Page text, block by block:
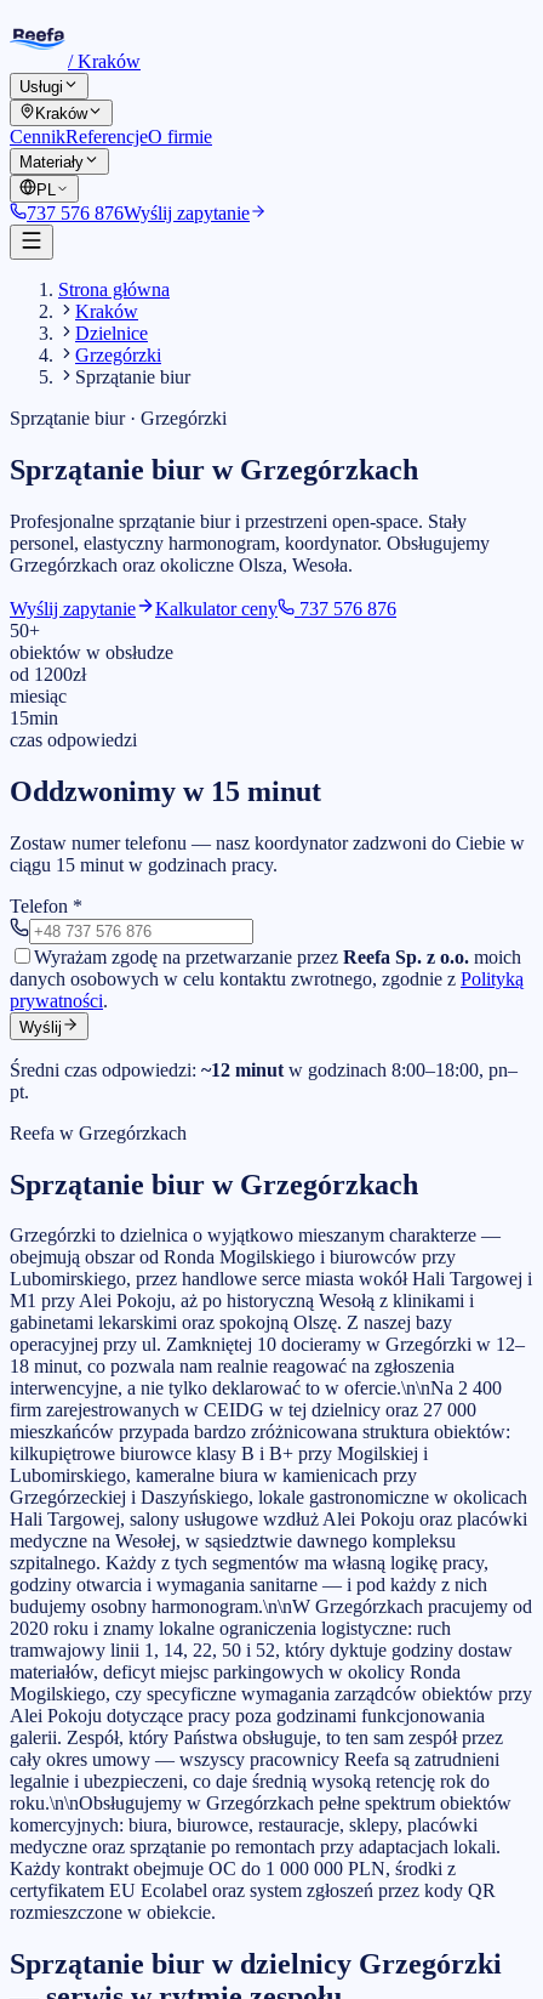
/Kraków
Usługi
Kraków
CennikReferencjeO firmie
Materiały
PL
737 576 876Wyślij zapytanie
Strona główna
Kraków
Dzielnice
Grzegórzki
Sprzątanie biur
Sprzątanie biur· Grzegórzki
Sprzątanie biur w Grzegórzkach
Profesjonalne sprzątanie biur i przestrzeni open-space. Stały
personel, elastyczny harmonogram, koordynator. Obsługujemy
Grzegórzkach oraz okoliczne Olsza, Wesoła.
Wyślij zapytanie Kalkulator ceny
737 576 876
50+
obiektów w obsłudze
od 1200zł
miesiąc
15min
czas odpowiedzi
Oddzwonimy w 15 minut
Zostaw numer telefonu — nasz koordynator zadzwoni do Ciebie w
ciągu 15 minut w godzinach pracy.
Telefon *
Wyrażam zgodę na przetwarzanie przez Reefa Sp. z o.o. moich
danych osobowych w celu kontaktu zwrotnego, zgodnie z Polityką
prywatności.
Wyślij
Średni czas odpowiedzi: ~12 minut w godzinach 8:00–18:00, pn–
pt.
Reefa w Grzegórzkach
Sprzątanie biur w Grzegórzkach
Grzegórzki to dzielnica o wyjątkowo mieszanym charakterze —
obejmują obszar od Ronda Mogilskiego i biurowców przy
Lubomirskiego, przez handlowe serce miasta wokół Hali Targowej i
M1 przy Alei Pokoju, aż po historyczną Wesołą z klinikami i
gabinetami lekarskimi oraz spokojną Olszę. Z naszej bazy
operacyjnej przy ul. Zamkniętej 10 docieramy w Grzegórzki w 12–
18 minut, co pozwala nam realnie reagować na zgłoszenia
interwencyjne, a nie tylko deklarować to w ofercie.\n\nNa 2 400
firm zarejestrowanych w CEIDG w tej dzielnicy oraz 27 000
mieszkańców przypada bardzo zróżnicowana struktura obiektów:
kilkupiętrowe biurowce klasy B i B+ przy Mogilskiej i
Lubomirskiego, kameralne biura w kamienicach przy
Grzegórzeckiej i Daszyńskiego, lokale gastronomiczne w okolicach
Hali Targowej, salony usługowe wzdłuż Alei Pokoju oraz placówki
medyczne na Wesołej, w sąsiedztwie dawnego kompleksu
szpitalnego. Każdy z tych segmentów ma własną logikę pracy,
godziny otwarcia i wymagania sanitarne — i pod każdy z nich
budujemy osobny harmonogram.\n\nW Grzegórzkach pracujemy od
2020 roku i znamy lokalne ograniczenia logistyczne: ruch
tramwajowy linii 1, 14, 22, 50 i 52, który dyktuje godziny dostaw
materiałów, deficyt miejsc parkingowych w okolicy Ronda
Mogilskiego, czy specyficzne wymagania zarządców obiektów przy
Alei Pokoju dotyczące pracy poza godzinami funkcjonowania
galerii. Zespół, który Państwa obsługuje, to ten sam zespół przez
cały okres umowy — wszyscy pracownicy Reefa są zatrudnieni
legalnie i ubezpieczeni, co daje średnią wysoką retencję rok do
roku.\n\nObsługujemy w Grzegórzkach pełne spektrum obiektów
komercyjnych: biura, biurowce, restauracje, sklepy, placówki
medyczne oraz sprzątanie po remontach przy adaptacjach lokali.
Każdy kontrakt obejmuje OC do 1 000 000 PLN, środki z
certyfikatem EU Ecolabel oraz system zgłoszeń przez kody QR
rozmieszczone w obiekcie.
Sprzątanie biur w dzielnicy Grzegórzki